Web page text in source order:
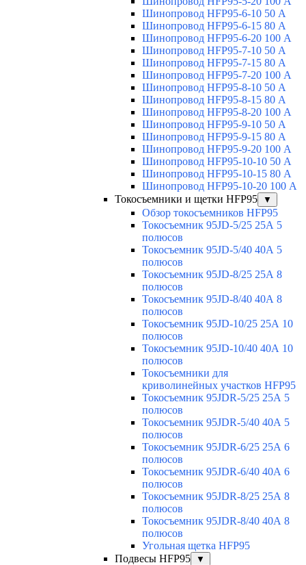
Шинопровод HFP95-6-10 50 А
Шинопровод HFP95-6-15 80 А
Шинопровод HFP95-6-20 100 А
Шинопровод HFP95-7-10 50 А
Шинопровод HFP95-7-15 80 А
Шинопровод HFP95-7-20 100 А
Шинопровод HFP95-8-10 50 А
Шинопровод HFP95-8-15 80 А
Шинопровод HFP95-8-20 100 А
Шинопровод HFP95-9-10 50 А
Шинопровод HFP95-9-15 80 А
Шинопровод HFP95-9-20 100 А
Шинопровод HFP95-10-10 50 А
Шинопровод HFP95-10-15 80 А
Шинопровод HFP95-10-20 100 А
Токосъемники и щетки HFP95
▼
Обзор токосъемников HFP95
Токосъемник 95JD-5/25 25А 5
полюсов
Токосъемник 95JD-5/40 40А 5
полюсов
Токосъемник 95JD-8/25 25А 8
полюсов
Токосъемник 95JD-8/40 40А 8
полюсов
Токосъемник 95JD-10/25 25А 10
полюсов
Токосъемник 95JD-10/40 40А 10
полюсов
Токосъемники для
криволинейных участков HFP95
Токосъемник 95JDR-5/25 25А 5
полюсов
Токосъемник 95JDR-5/40 40А 5
полюсов
Токосъемник 95JDR-6/25 25А 6
полюсов
Токосъемник 95JDR-6/40 40А 6
полюсов
Токосъемник 95JDR-8/25 25А 8
полюсов
Токосъемник 95JDR-8/40 40А 8
полюсов
Угольная щетка HFP95
Подвесы HFP95
▼